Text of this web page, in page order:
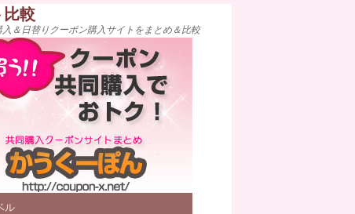
比較
＆日替りクーポン購入サイトをまとめ＆比較
ル